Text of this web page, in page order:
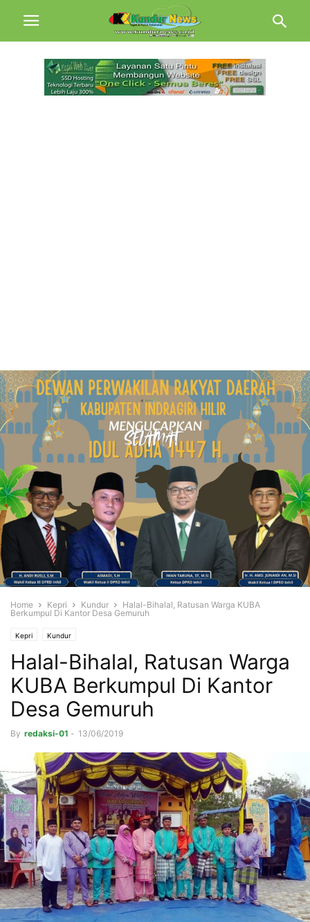
Home Kepri Kundur
Halal-Bihalal, Ratusan Warga KUBA
Berkumpul Di Kantor Desa Gemuruh
Kepri Kundur
Halal-Bihalal, Ratusan Warga
KUBA Berkumpul Di Kantor
Desa Gemuruh
By redaksi-01 - 13/06/2019